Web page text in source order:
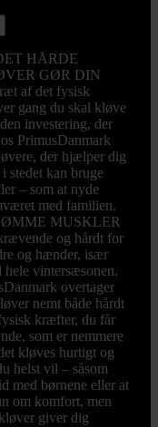
HÅRDE
GØR DIN
af det fysisk
gang du skal kløve
investering, der
PrimusDanmark
der hjælper dig
stedet kan bruge
– som at nyde
med familien.
MUSKLER
og hårdt for
og hænder, især
vintersæsonen.
overtager
nemt både hårdt
kræfter, du får
som er nemmere
kløves hurtigt og
helst vil – såsom
med børnene eller at
om komfort, men
giver dig